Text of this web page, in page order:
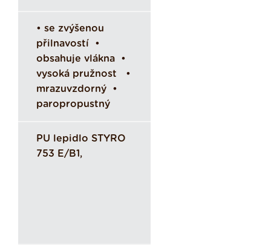
• se zvýšenou
přilnavostí •
obsahuje vlákna •
vysoká pružnost •
mrazuvzdorný •
paropropustný
PU lepidlo STYRO
753 E/B1,